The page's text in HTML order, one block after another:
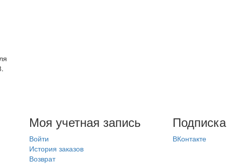
Моя учетная запись
Войти
История заказов
Возврат
Подписка
ВКонтакте